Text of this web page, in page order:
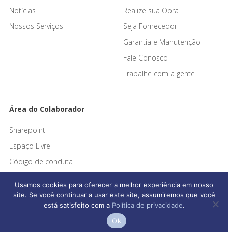
Notícias
Nossos Serviços
Realize sua Obra
Seja Fornecedor
Garantia e Manutenção
Fale Conosco
Trabalhe com a gente
Área do Colaborador
Sharepoint
Espaço Livre
Código de conduta
AF SW Saneamento © 2026 Todos os direitos reservados
Usamos cookies para oferecer a melhor experiência em nosso
site. Se você continuar a usar este site, assumiremos que você
está satisfeito com a Política de privacidade.
Ok